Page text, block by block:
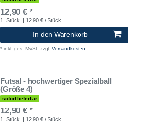
12,90 € *
1 Stück | 12,90 € / Stück
In den Warenkorb
* inkl. ges. MwSt. zzgl. Versandkosten
Futsal - hochwertiger Spezialball
(Größe 4)
sofort lieferbar
12,90 € *
1 Stück | 12,90 € / Stück